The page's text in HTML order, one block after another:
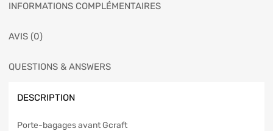
INFORMATIONS COMPLÉMENTAIRES
AVIS (0)
QUESTIONS & ANSWERS
DESCRIPTION
Porte-bagages avant Gcraft